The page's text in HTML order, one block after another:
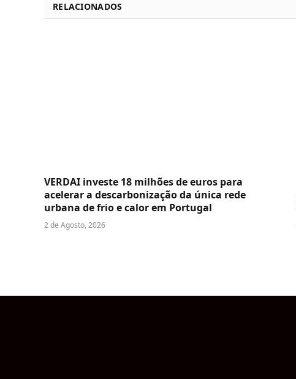
RELACIONADOS
VERDAI investe 18 milhões de euros para
acelerar a descarbonização da única rede
urbana de frio e calor em Portugal
2 de Agosto, 2026